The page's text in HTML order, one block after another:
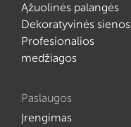
Ąžuolinės palangės
Dekoratyvinės sienos
Profesionalios
medžiagos
Paslaugos
Įrengimas